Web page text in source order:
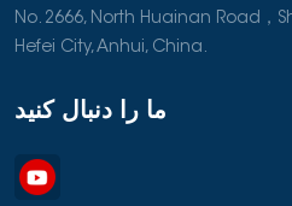
No. 2666, North Huainan Road，
Hefei City, Anhui, China.
ما را دنبال کنید